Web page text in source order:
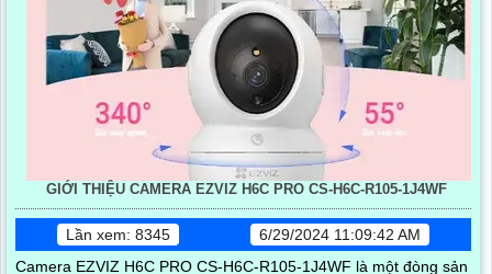
GIỚI THIỆU CAMERA EZVIZ H6C PRO CS-H6C-R105-1J4WF
Lần xem: 8345
6/29/2024 11:09:42 AM
Camera EZVIZ H6C PRO CS-H6C-R105-1J4WF là một đòng sản